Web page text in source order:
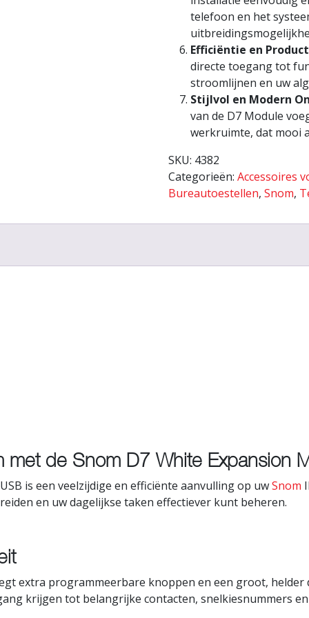
telefoon en het
Efficiëntie en
directe toegang tot
stroomlijnen en uw
Stijlvol en Modern
van de D7 Module
werkruimte, dat mooi
SKU: 4382
Categorieën:Accessoires
Bureautoestellen,Snom,
met de Snom D7 White Expansion
is een veelzijdige en efficiënte aanvulling op uwSnom
en uw dagelijkse taken effectiever kunt beheren.
extra programmeerbare knoppen en een groot, helder
krijgen tot belangrijke contacten, snelkiesnummers